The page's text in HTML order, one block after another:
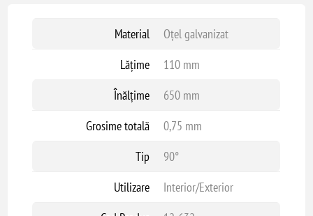
Material
Oțel galvanizat
Lățime
110 mm
Înălțime
650 mm
Grosime totală
0,75 mm
Tip
90°
Utilizare
Interior/Exterior